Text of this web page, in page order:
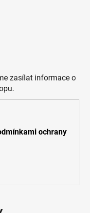
zasílat informace o
ochrany